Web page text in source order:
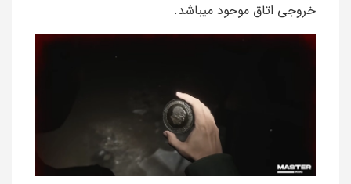
خروجی اتاق موجود میباشد.